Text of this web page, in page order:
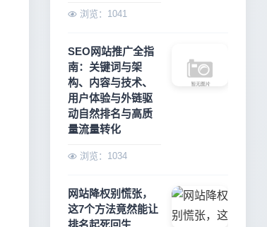
浏览：1041
SEO网站推广全指
南：关键词与架
构、内容与技术、
用户体验与外链驱
动自然排名与高质
量流量转化
浏览：1034
网站降权别慌张，
这7个方法竟然能让
排名起死回生